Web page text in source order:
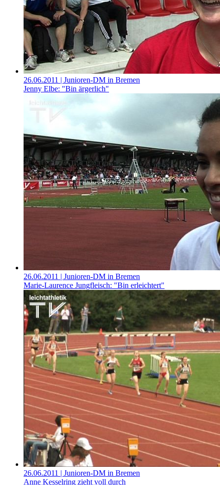
26.06.2011 | Junioren-DM in Bremen
Jenny Elbe: "Bin ärgerlich"
26.06.2011 | Junioren-DM in Bremen
Marie-Laurence Jungfleisch: "Bin erleichtert"
26.06.2011 | Junioren-DM in Bremen
Anne Kesselring zieht voll durch